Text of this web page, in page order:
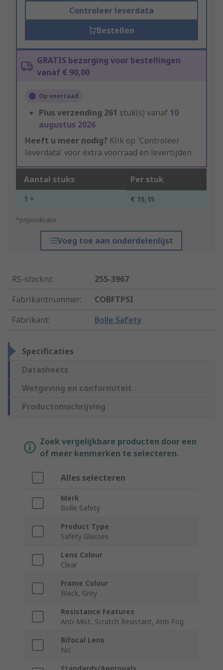
Controleer leverdata
Bestellen
GRATIS bezorging voor bestellingen
vanaf € 90,00
Op voorraad
Plus verzending 261 stuk(s) vanaf 10
augustus 2026
Heeft u meer nodig? Klik op 'Controleer
leverdata' voor extra voorraad en levertijden.
Aantal stuks Per stuk
1 + € 15,15
*prijsindicatie
Voeg toe aan onderdelenlijst
RS-stocknr.:
255-3967
Fabrikantnummer:
COBFTPSI
Fabrikant: Bolle Safety
Specificaties
Datasheets
Wetgeving en conformiteit
Productomschrijving
Zoek vergelijkbare producten door een
of meer kenmerken te selecteren.
Alles selecteren
Merk
Bolle Safety
Product Type
Safety Glasses
Lens Colour
Clear
Frame Colour
Black, Grey
Resistance Features
Anti-Mist, Scratch Resistant, Anti-Fog
Bifocal Lens
No